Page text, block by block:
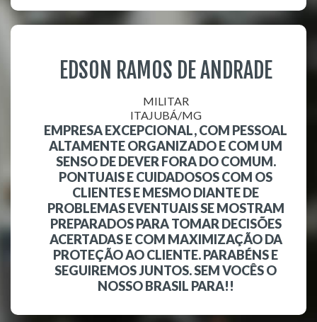
EDSON RAMOS DE ANDRADE
MILITAR
ITAJUBÁ/MG
EMPRESA EXCEPCIONAL, COM PESSOAL
ALTAMENTE ORGANIZADO E COM UM
SENSO DE DEVER FORA DO COMUM.
PONTUAIS E CUIDADOSOS COM OS
CLIENTES E MESMO DIANTE DE
PROBLEMAS EVENTUAIS SE MOSTRAM
PREPARADOS PARA TOMAR DECISÕES
ACERTADAS E COM MAXIMIZAÇÃO DA
PROTEÇÃO AO CLIENTE. PARABÉNS E
SEGUIREMOS JUNTOS. SEM VOCÊS O
NOSSO BRASIL PARA!!